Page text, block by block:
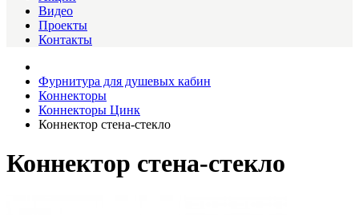
Видео
Проекты
Контакты
Фурнитура для душевых кабин
Коннекторы
Коннекторы Цинк
Коннектор стена-стекло
Коннектор стена-стекло